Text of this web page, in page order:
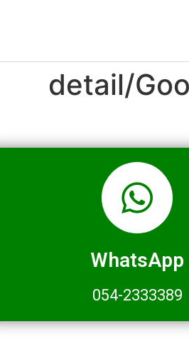
detail/
WhatsApp
054-2333389